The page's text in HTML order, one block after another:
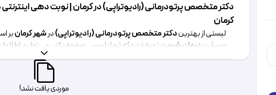
دکتر متخصص پرتودرمانی (رادیوتراپی) در کرمان|نوبت دهی
کرمان
لیستی از بهتریندکتر متخصص پرتودرمانی (رادیوتراپی)درشهر کرمانبر
وبسایتدرمان شیرینتهیه شده که شما با بررسی صفحه دکتر، می توانید
مشاهده نموده و به راحتی نوبت خود را به صورت آنلاین رزرو نمایید.
موردی یافت نشد!